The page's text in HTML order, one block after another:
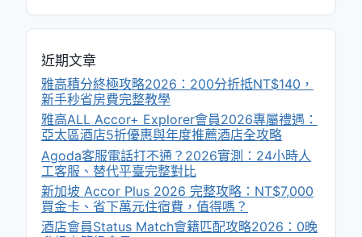
近期文章
雅高積分終極攻略2026：200分折抵NT$140，
新手秒省房費完整教學
雅高ALL Accor+ Explorer會員2026專屬禮遇：
亞太區酒店5折優惠與年度推薦酒店全攻略
Agoda客服電話打不通？2026實測：24小時人
工客服、替代平臺完整對比
新加坡 Accor Plus 2026 完整攻略：NT$7,000
買金卡、省下萬元住宿費，值得嗎？
酒店會員Status Match會籍匹配攻略2026：0晚